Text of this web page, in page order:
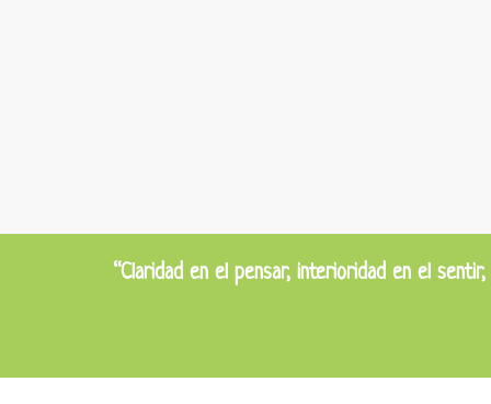
“Claridad en el pensar, interioridad en el